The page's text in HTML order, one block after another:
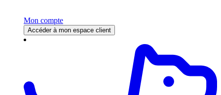
Mon compte
Accéder à mon espace client